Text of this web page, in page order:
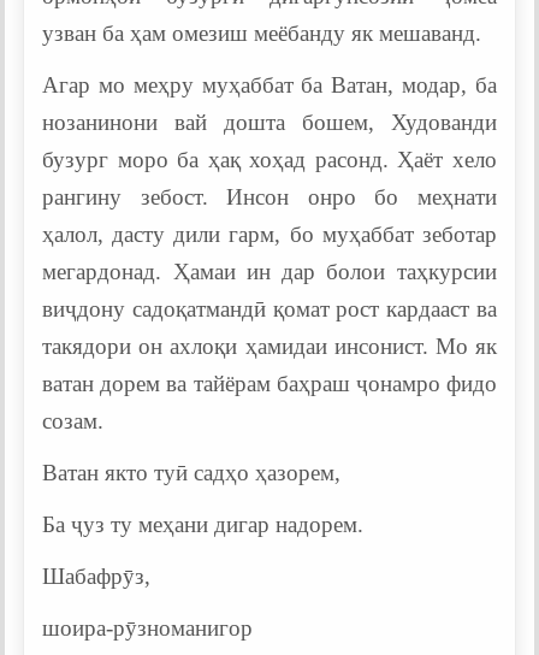
узван ба ҳам омезиш меёбанду як мешаванд.
Агар мо меҳру муҳаббат ба Ватан, модар, ба
нозанинони вай дошта бошем, Худованди
бузург моро ба ҳақ хоҳад расонд. Ҳаёт хело
рангину зебост. Инсон онро бо меҳнати
ҳалол, дасту дили гарм, бо муҳаббат зеботар
мегардонад. Ҳамаи ин дар болои таҳкурсии
виҷдону садоқатмандӣ қомат рост кардааст ва
такядори он ахлоқи ҳамидаи инсонист. Мо як
ватан дорем ва тайёрам баҳраш ҷонамро фидо
созам.
Ватан якто туӣ садҳо ҳазорем,
Ба ҷуз ту меҳани дигар надорем.
Шабафрӯз,
шоира-рӯзноманигор